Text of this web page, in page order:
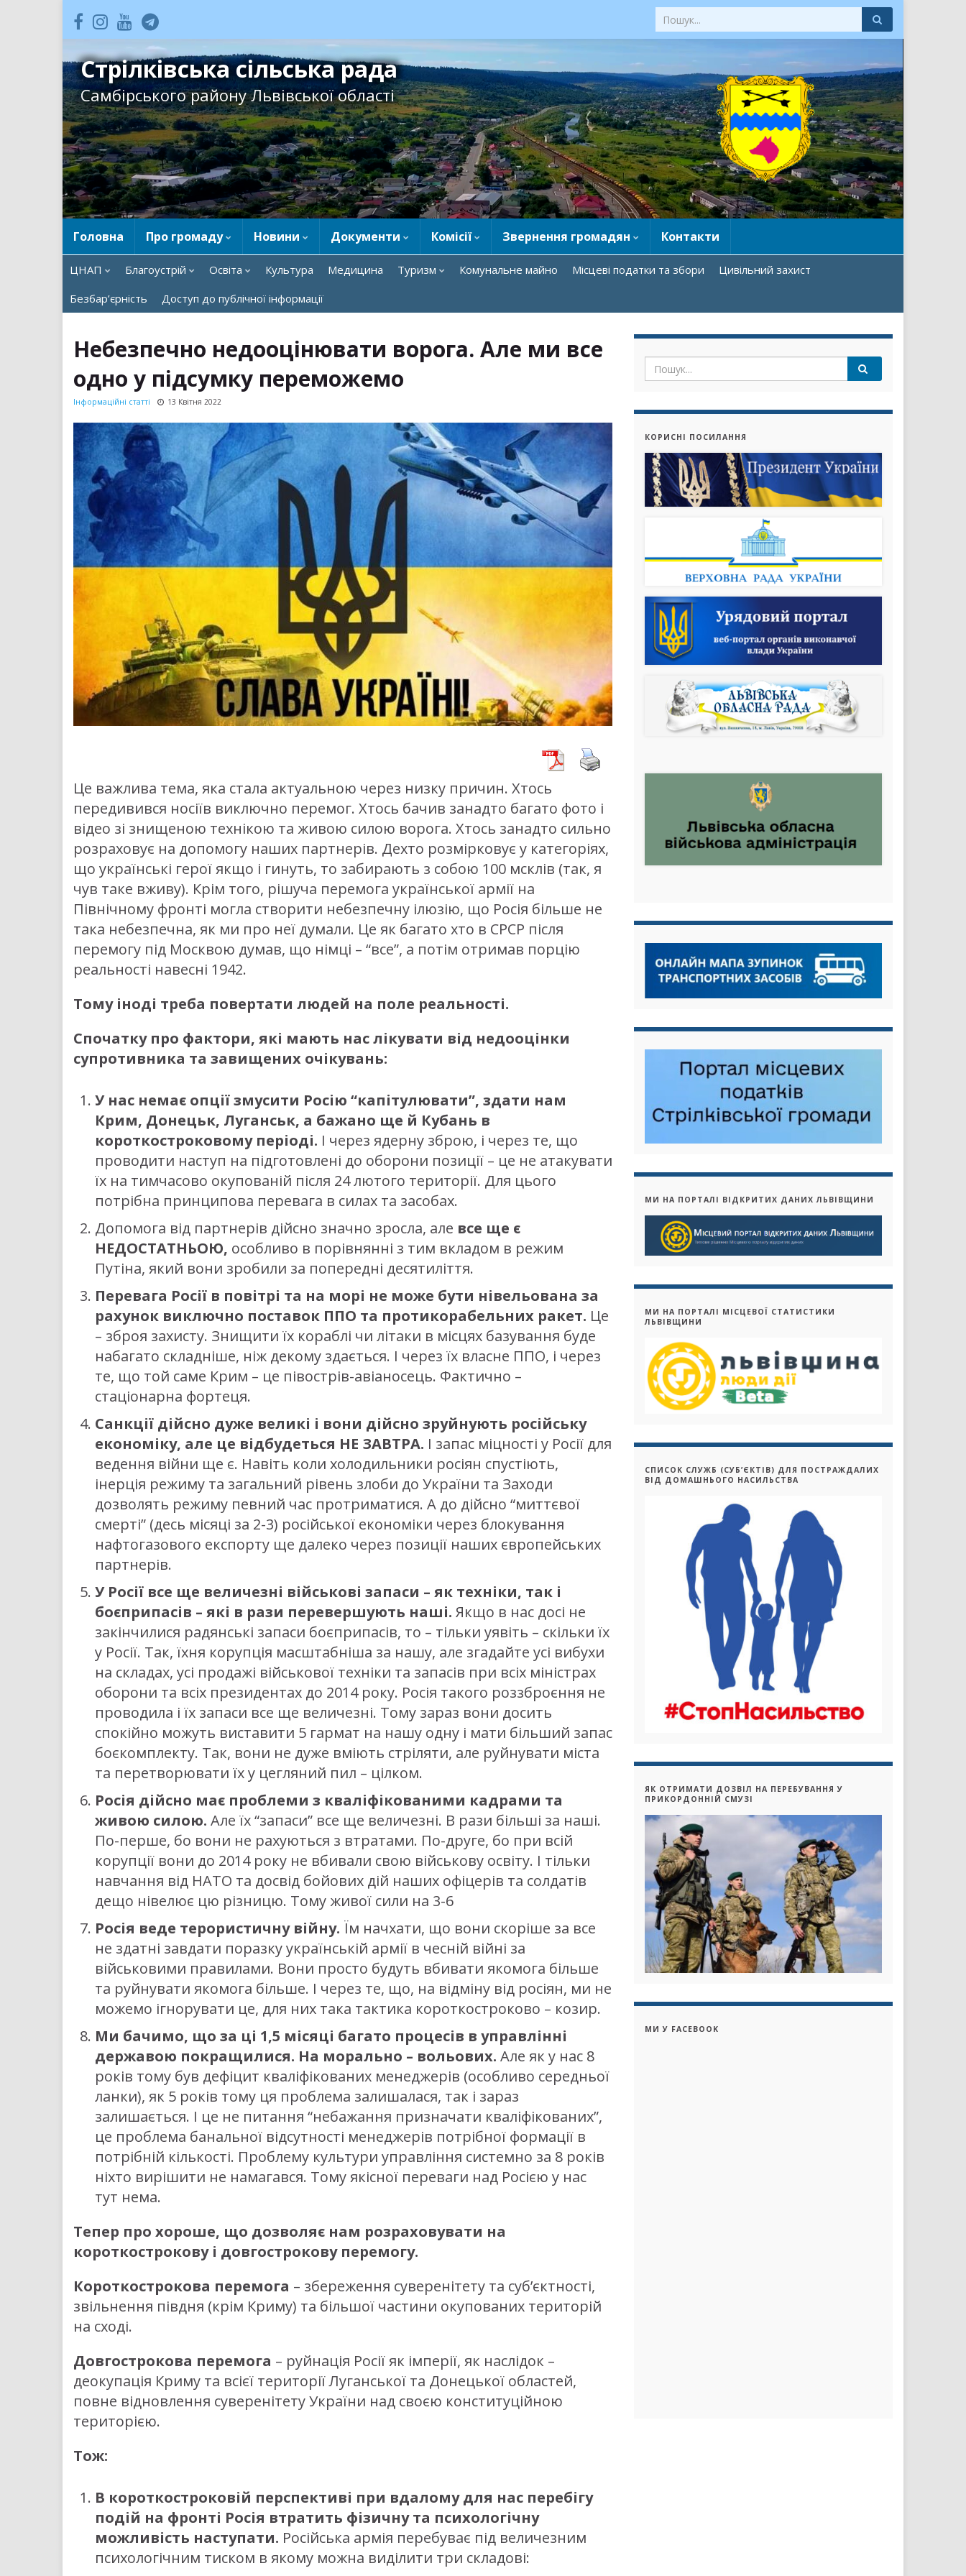
Стрілківська сільська рада
Самбірського району Львівської області
Головна Про громаду Новини Документи Комісії Звернення громадян Контакти
ЦНАП Благоустрій Освіта Культура Медицина Туризм Комунальне майно Місцеві податки та збори
Цивільний захист
Безбар’єрність
Доступ до публічної інформації
Небезпечно недооцінювати ворога. Але ми все
одно у підсумку переможемо
Інформаційні статті 13 Квітня 2022
Це важлива тема, яка стала актуальною через низку причин. Хтось
передивився носіїв виключно перемог. Хтось бачив занадто багато фото і
відео зі знищеною технікою та живою силою ворога. Хтось занадто сильно
розраховує на допомогу наших партнерів. Дехто розмірковує у категоріях,
що українські герої якщо і гинуть, то забирають з собою 100 мсклів (так, я
чув таке вживу). Крім того, рішуча перемога української армії на
Північному фронті могла створити небезпечну ілюзію, що Росія більше не
така небезпечна, як ми про неї думали. Це як багато хто в СРСР після
перемогу під Москвою думав, що німці – “все”, а потім отримав порцію
реальності навесні 1942.
Тому іноді треба повертати людей на поле реальності.
Спочатку про фактори, які мають нас лікувати від недооцінки
супротивника та завищених очікувань:
У нас немає опції змусити Росію “капітулювати”, здати нам
Крим, Донецьк, Луганськ, а бажано ще й Кубань в
короткостроковому періоді. І через ядерну зброю, і через те, що
проводити наступ на підготовлені до оборони позиції – це не атакувати
їх на тимчасово окупованій після 24 лютого території. Для цього
потрібна принципова перевага в силах та засобах.
Допомога від партнерів дійсно значно зросла, але все ще є
НЕДОСТАТНЬОЮ, особливо в порівнянні з тим вкладом в режим
Путіна, який вони зробили за попередні десятиліття.
Перевага Росії в повітрі та на морі не може бути нівельована за
рахунок виключно поставок ППО та протикорабельних ракет. Це
– зброя захисту. Знищити їх кораблі чи літаки в місцях базування буде
набагато складніше, ніж декому здається. І через їх власне ППО, і через
те, що той саме Крим – це півострів-авіаносець. Фактично –
стаціонарна фортеця.
Санкції дійсно дуже великі і вони дійсно зруйнують російську
економіку, але це відбудеться НЕ ЗАВТРА. І запас міцності у Росії для
ведення війни ще є. Навіть коли холодильники росіян спустіють,
інерція режиму та загальний рівень злоби до України та Заходи
дозволять режиму певний час протриматися. А до дійсно “миттєвої
смерті” (десь місяці за 2-3) російської економіки через блокування
нафтогазового експорту ще далеко через позиції наших європейських
партнерів.
У Росії все ще величезні військові запаси – як техніки, так і
боєприпасів – які в рази перевершують наші. Якщо в нас досі не
закінчилися радянські запаси боєприпасів, то – тільки уявіть – скільки їх
у Росії. Так, їхня корупція масштабніша за нашу, але згадайте усі вибухи
на складах, усі продажі військової техніки та запасів при всіх міністрах
оборони та всіх президентах до 2014 року. Росія такого роззброєння не
проводила і їх запаси все ще величезні. Тому зараз вони досить
спокійно можуть виставити 5 гармат на нашу одну і мати більший запас
боєкомплекту. Так, вони не дуже вміють стріляти, але руйнувати міста
та перетворювати їх у цегляний пил – цілком.
Росія дійсно має проблеми з кваліфікованими кадрами та
живою силою. Але їх “запаси” все ще величезні. В рази більші за наші.
По-перше, бо вони не рахуються з втратами. По-друге, бо при всій
корупції вони до 2014 року не вбивали свою військову освіту. І тільки
навчання від НАТО та досвід бойових дій наших офіцерів та солдатів
дещо нівелює цю різницю. Тому живої сили на 3-6
Росія веде терористичну війну. Їм начхати, що вони скоріше за все
не здатні завдати поразку українській армії в чесній війні за
військовими правилами. Вони просто будуть вбивати якомога більше
та руйнувати якомога більше. І через те, що, на відміну від росіян, ми не
можемо ігнорувати це, для них така тактика короткостроково – козир.
Ми бачимо, що за ці 1,5 місяці багато процесів в управлінні
державою покращилися. На морально – вольових. Але як у нас 8
років тому був дефіцит кваліфікованих менеджерів (особливо середньої
ланки), як 5 років тому ця проблема залишалася, так і зараз
залишається. І це не питання “небажання призначати кваліфікованих”,
це проблема банальної відсутності менеджерів потрібної формації в
потрібній кількості. Проблему культури управління системно за 8 років
ніхто вирішити не намагався. Тому якісної переваги над Росією у нас
тут нема.
Тепер про хороше, що дозволяє нам розраховувати на
короткострокову і довгострокову перемогу.
Короткострокова перемога – збереження суверенітету та суб’єктності,
звільнення півдня (крім Криму) та більшої частини окупованих територій
на сході.
Довгострокова перемога – руйнація Росії як імперії, як наслідок –
деокупація Криму та всієї території Луганської та Донецької областей,
повне відновлення суверенітету України над своєю конституційною
територією.
Тож:
В короткостроковій перспективі при вдалому для нас перебігу
подій на фронті Росія втратить фізичну та психологічну
можливість наступати. Російська армія перебуває під величезним
психологічним тиском в якому можна виділити три складові:
КОРИСНІ ПОСИЛАННЯ
МИ НА ПОРТАЛІ ВІДКРИТИХ ДАНИХ ЛЬВІВЩИНИ
МИ НА ПОРТАЛІ МІСЦЕВОЇ СТАТИСТИКИ
ЛЬВІВЩИНИ
СПИСОК СЛУЖБ (СУБ’ЄКТІВ) ДЛЯ ПОСТРАЖДАЛИХ
ВІД ДОМАШНЬОГО НАСИЛЬСТВА
ЯК ОТРИМАТИ ДОЗВІЛ НА ПЕРЕБУВАННЯ У
ПРИКОРДОННІЙ СМУЗІ
МИ У FACEBOOK